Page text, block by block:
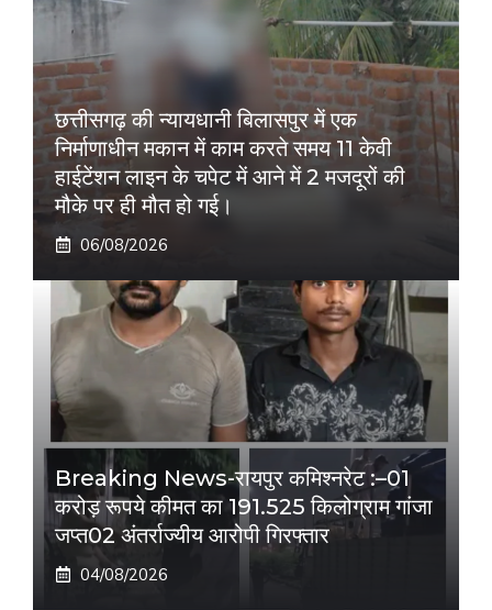
छत्तीसगढ़ की न्यायधानी बिलासपुर में एक
निर्माणाधीन मकान में काम करते समय 11 केवी
हाईटेंशन लाइन के चपेट में आने में 2 मजदूरों की
मौके पर ही मौत हो गई।
06/08/2026
Breaking News-रायपुर कमिश्नरेट :–01
करोड़ रूपये कीमत का 191.525 किलोग्राम गांजा
जप्त02 अंतर्राज्यीय आरोपी गिरफ्तार
04/08/2026